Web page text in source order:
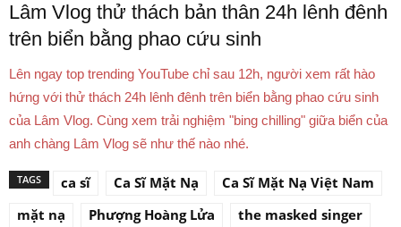
Lâm Vlog thử thách bản thân 24h lênh đênh
trên biển bằng phao cứu sinh
Lên ngay top trending YouTube chỉ sau 12h, người xem rất hào
hứng với thử thách 24h lênh đênh trên biển bằng phao cứu sinh
của Lâm Vlog. Cùng xem trải nghiệm "bing chilling" giữa biển của
anh chàng Lâm Vlog sẽ như thế nào nhé.
TAGS ca sĩ Ca Sĩ Mặt Nạ
Ca Sĩ Mặt Nạ Việt Nam
mặt nạ
Phượng Hoàng Lửa
the masked singer